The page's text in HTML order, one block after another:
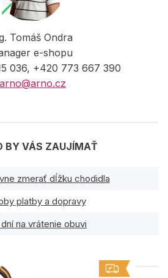
Tomáš Ondra
e-shopu
036, +420 773 667 390
arno@arno.cz
BY VÁS ZAUJÍMAŤ
zmerať dĺžku chodidla
platby a dopravy
dní na vrátenie obuvi